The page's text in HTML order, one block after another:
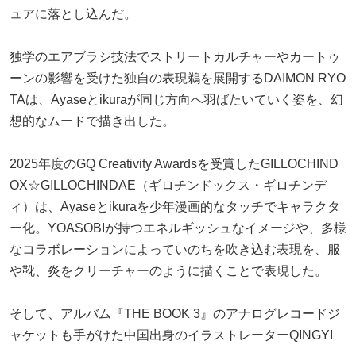
ュアに落とし込んだ。
独学のエアブラシ技法でストリートカルチャーやカートゥ
ーンの影響を受けた独自の表現鵜を展開するDAIMON RYO
TAは、Ayaseとikuraが同じ方向へ羽ばたいていく姿を、幻
想的なムードで描き出した。
2025年度のGQ Creativity Awardsを受賞したGILLOCHIND
OX☆GILLOCHINDAE（ギロチンドックス・ギロチンデ
ィ）は、Ayaseとikuraを少年漫画的なタッチでキャラクタ
ー化。YOASOBIが持つエネルギッシュなイメージや、多様
なコラボレーションによっていのちを吹き込む表現を、服
や靴、炎をクリーチャーのように描くことで表現した。
そして、アルバム『THE BOOK 3』のアナログレコードジ
ャケットも手がけた中国出身のイラストレーターQINGYI